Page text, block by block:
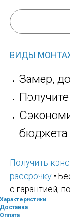
ВИДЫ
Замер,
Получите
бюджета
Получить
рассрочку •
с гарантией,
Характеристики
Доставка
Оплата